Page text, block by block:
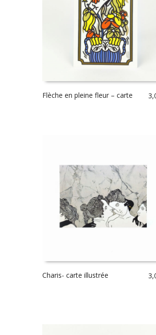
Flèche en pleine fleur – carte
Charis- carte illustrée